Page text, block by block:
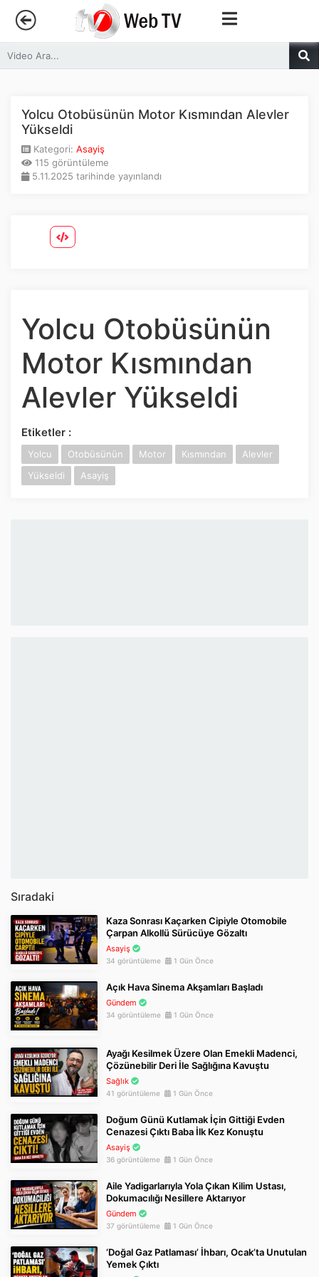
Anasayfa
Canlı Yayın
Kategoriler
İnstagram
Twitter
Google Play
Yolcu Otobüsünün Motor Kısmından Alevler
Yükseldi
Kategori: Asayiş
115 görüntüleme
5.11.2025 tarihinde yayınlandı
Yolcu Otobüsünün
Motor Kısmından
Alevler Yükseldi
Etiketler :
Yolcu Otobüsünün Motor Kısmından
Alevler
Yükseldi
Asayiş
Sıradaki
Kaza Sonrası Kaçarken Cipiyle Otomobile
Çarpan Alkollü Sürücüye Gözaltı
Asayiş
34 görüntüleme 1 Gün Önce
Açık Hava Sinema Akşamları Başladı
Gündem
34 görüntüleme 1 Gün Önce
Ayağı Kesilmek Üzere Olan Emekli Madenci,
Çözünebilir Deri İle Sağlığına Kavuştu
Sağlık
41 görüntüleme 1 Gün Önce
Doğum Günü Kutlamak İçin Gittiği Evden
Cenazesi Çıktı Baba İlk Kez Konuştu
Asayiş
36 görüntüleme 1 Gün Önce
Aile Yadigarlarıyla Yola Çıkan Kilim Ustası,
Dokumacılığı Nesillere Aktarıyor
Gündem
37 görüntüleme 1 Gün Önce
‘Doğal Gaz Patlaması’ İhbarı, Ocak’ta Unutulan
Yemek Çıktı